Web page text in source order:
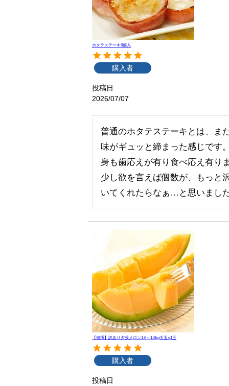
ホタテステーキ6個入
購入者
投稿日
2026/07/07
普通のホタテステーキとは、ま
味がギュッと締まった感じです。
身も歯応えが有り食べ応え有りま
少し欲を言えば個数が、もっと
いてくれたらなぁ…と思いました
【個撰】訳あり夕張メロン1.6～1.8kg大玉×1玉
購入者
投稿日